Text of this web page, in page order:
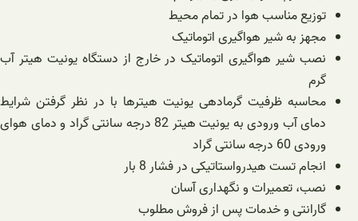
توزیع مناسب هوا در تمام محیط
مجهز به شیر هواگیری اتوماتیک
نصب شیر هواگیری اتوماتیک در خارج از دستگاه یونیت هیتر آب
گرم
محاسبه ظرفیت گرمادهی یونیت هیترها با در نظر گرفتن شرایط
دمای آب ورودی به یونیت هیتر 82 درجه سانتی گراد و دمای هوای
ورودی 60 درجه سانتی گراد
انجام تست هیدرواستاتیکی در فشار 8 بار
نصب، تعمیرات و نگهداری آسان
گارانتی و خدمات پس از فروش مطلوب